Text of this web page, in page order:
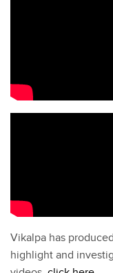
Vikalpa has
highlight and